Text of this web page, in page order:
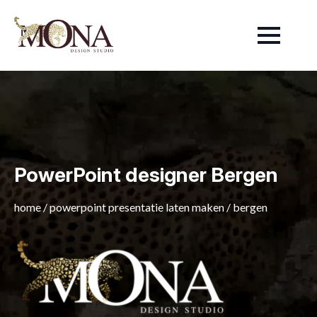
PowerPoint designer Bergen
home /powerpoint presentatie laten maken / bergen